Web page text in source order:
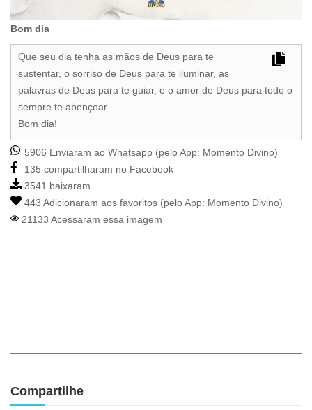
Bom dia
Que seu dia tenha as mãos de Deus para te
sustentar, o sorriso de Deus para te iluminar, as
palavras de Deus para te guiar, e o amor de Deus para todo o
sempre te abençoar.
Bom dia!
5906 Enviaram ao Whatsapp (pelo App: Momento Divino)
135 compartilharam no Facebook
3541 baixaram
443 Adicionaram aos favoritos (pelo App: Momento Divino)
21133 Acessaram essa imagem
Compartilhe